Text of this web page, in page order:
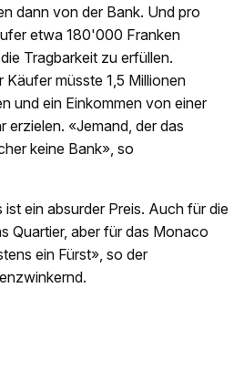
dann von der Bank. Und pro
etwa 180'000 Franken
Tragbarkeit zu erfüllen.
müsste 1,5 Millionen
und ein Einkommen von einer
erzielen. «Jemand, der das
keine Bank», so
ist ein absurder Preis. Auch für die
Quartier, aber für das Monaco
ein Fürst», so der